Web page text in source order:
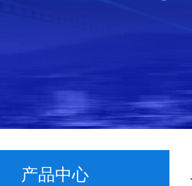
产品中心